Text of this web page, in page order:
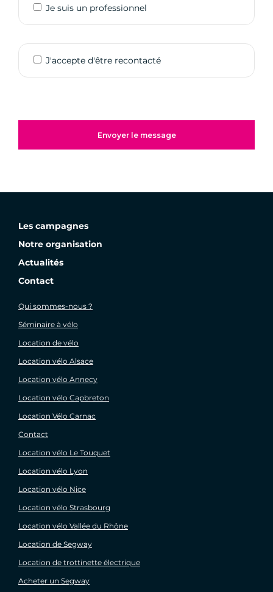
Je suis un professionnel
J'accepte d'être recontacté
Les campagnes
Notre organisation
Actualités
Contact
Qui sommes-nous ?
Séminaire à vélo
Location de vélo
Location vélo Alsace
Location vélo Annecy
Location vélo Capbreton
Location Vélo Carnac
Contact
Location vélo Le Touquet
Location vélo Lyon
Location vélo Nice
Location vélo Strasbourg
Location vélo Vallée du Rhône
Location de Segway
Location de trottinette électrique
Acheter un Segway